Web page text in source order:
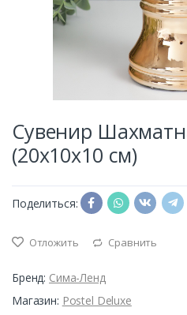
Сувенир
(20х10х10 см)
Поделиться:
Отложить Сравнить
Бренд: Сима-Ленд
Магазин: Postel Deluxe